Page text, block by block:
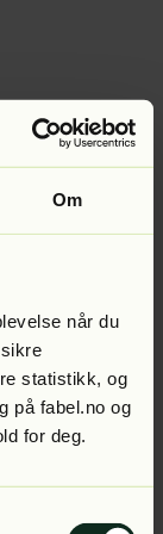
Om
når du
statistikk, og
på fabel.no og
for deg.